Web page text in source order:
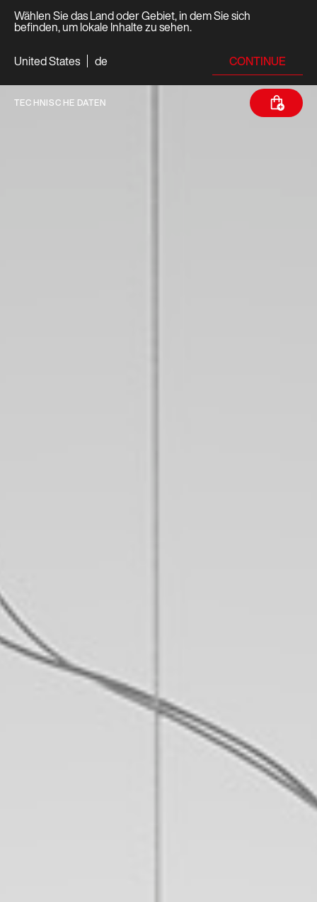
Wählen Sie das Land oder Gebiet, in dem Sie sich
befinden, um lokale Inhalte zu sehen.
United States
de CONTINUE
TECHNISCHE DATEN